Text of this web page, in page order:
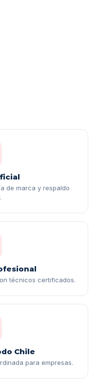
de marca y respaldo
técnicos certificados.
Chile
para empresas.